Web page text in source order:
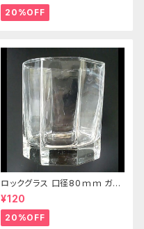
20%OFF
ロックグラス 口径80ｍｍ ガラ
ス製 220cc
¥120
20%OFF